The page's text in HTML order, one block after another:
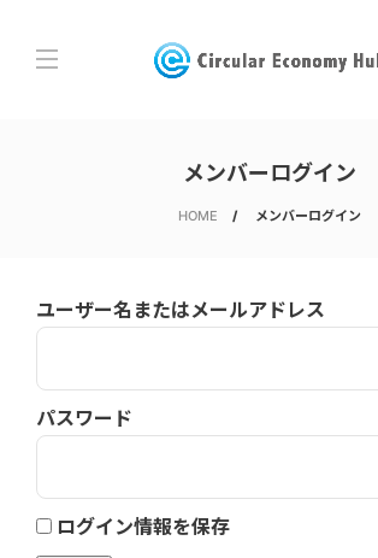
メンバーログイン
HOME メンバーログイン
ユーザー名またはメールアドレス
パスワード
ログイン情報を保存